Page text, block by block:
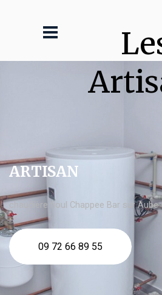
ARTISAN
chaudière fioul Chappee Bar sur Aube
09 72 66 89 55